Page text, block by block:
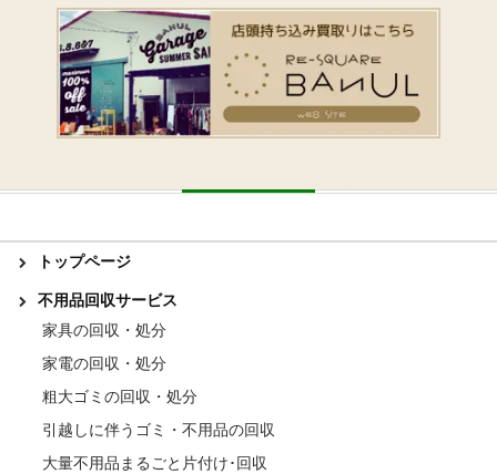
トップページ
不用品回収サービス
家具の回収・処分
家電の回収・処分
粗大ゴミの回収・処分
引越しに伴うゴミ・不用品の回収
大量不用品まるごと片付け･回収